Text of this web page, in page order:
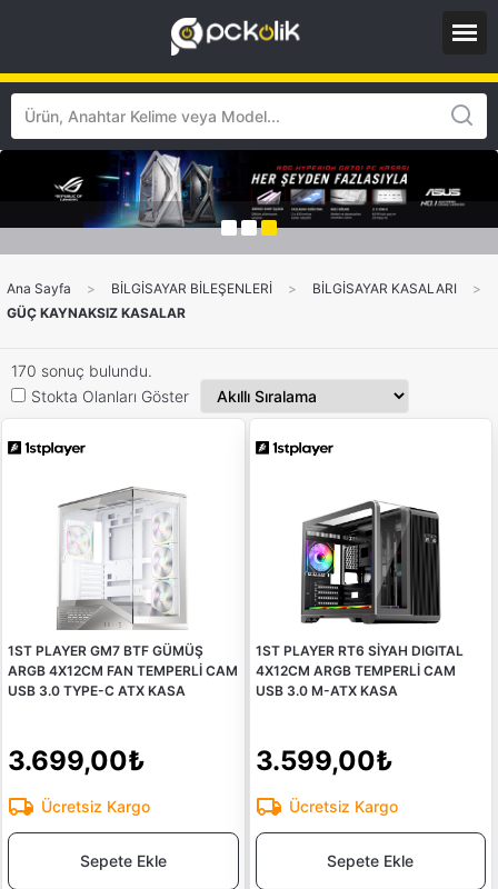
Ana Sayfa > BİLGİSAYAR BİLEŞENLERİ > BİLGİSAYAR KASALARI
>
GÜÇ KAYNAKSIZ KASALAR
170 sonuç bulundu.
Stokta Olanları Göster
1ST PLAYER GM7 BTF GÜMÜŞ
ARGB 4X12CM FAN TEMPERLİ CAM
USB 3.0 TYPE-C ATX KASA
3.699,00₺
Ücretsiz Kargo
Sepete Ekle
1ST PLAYER RT6 SİYAH DIGITAL
4X12CM ARGB TEMPERLİ CAM
USB 3.0 M-ATX KASA
3.599,00₺
Ücretsiz Kargo
Sepete Ekle